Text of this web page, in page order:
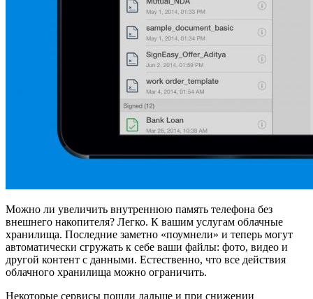
Можно ли увеличить внутреннюю память телефона без
внешнего накопителя? Легко. К вашим услугам облачные
хранилища. Последние заметно «поумнели» и теперь могут
автоматически сгружать к себе ваши файлы: фото, видео и
другой контент с данными. Естественно, что все действия
облачного хранилища можно ограничить.
Некоторые сервисы пошли дальше и при снижении